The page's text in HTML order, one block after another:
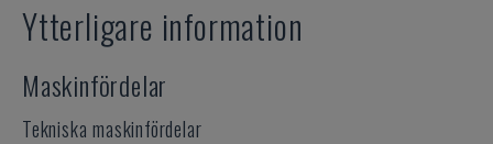
Ytterligare information
Maskinfördelar
Tekniska maskinfördelar